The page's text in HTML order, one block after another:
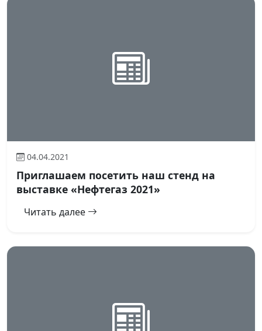
04.04.2021
Приглашаем посетить наш стенд на
выставке «Нефтегаз 2021»
Читать далее